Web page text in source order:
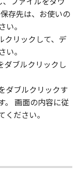
存先は、お使いの
。
クリックして、デ
。
ダブルクリックし
ダブルクリックす
。 画面の内容に従
ださい。